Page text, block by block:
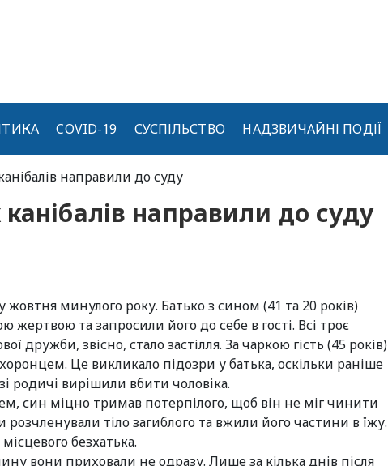
COVID-19 СУСПІЛЬСТВО НАДЗВИЧАЙНІ ПОДІЇ
направили до суду
направили до суду
жовтня минулого року. Батько з сином (41 та 20 років)
та запросили його до себе в гості. Всі троє
дружби, звісно, стало застілля. За чаркою гість (45 років)
Це викликало підозри у батька, оскільки раніше
родичі вирішили вбити чоловіка.
син міцно тримав потерпілого, щоб він не міг чинити
розчленували тіло загиблого та вжили його частини в їжу.
безхатька.
вони приховали не одразу. Лише за кілька днів після